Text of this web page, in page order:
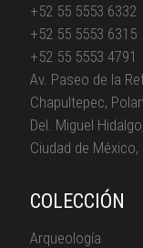
+52 55 5553 6332
+52 55 5553 6315
+52 55 5553 4791
Av. Paseo de la
Chapultepec,
Del. Miguel
Ciudad de México,
COLECCIÓN
Arqueología